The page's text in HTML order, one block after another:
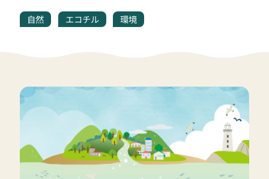
自然 エコチル 環境